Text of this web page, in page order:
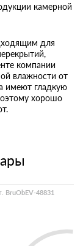
камерной
для
компании
влажности от
имеют гладкую
хорошо
BruObEV-48831